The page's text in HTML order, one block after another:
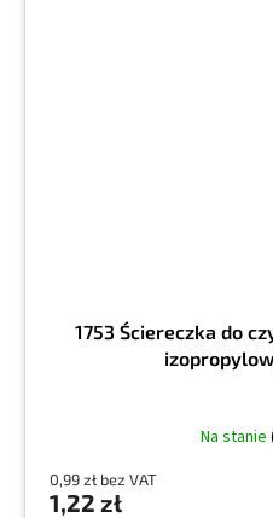
1753 Ściereczka do
Na stanie
0,99 zł bez VAT
1,22 zł